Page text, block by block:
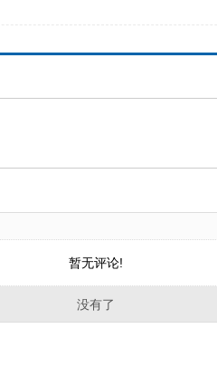
暂无评论!
没有了